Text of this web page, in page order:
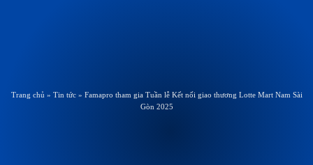
Trang chủ » Tin tức» Famapro tham gia Tuần lễ Kết nối giao thương Lotte Mart Nam Sài
Gòn 2025